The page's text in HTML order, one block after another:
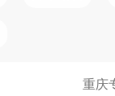
重庆